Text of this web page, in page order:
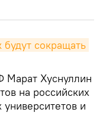
сокращать
Хуснуллин
на российских
и